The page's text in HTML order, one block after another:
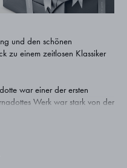
und den schönen
zu einem zeitlosen Klassiker
war einer der ersten
Werk war stark von der
Stücke für Georg Jensen